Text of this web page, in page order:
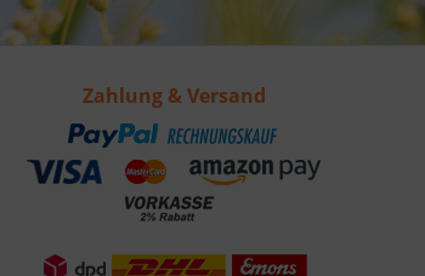
Zahlung & Versand